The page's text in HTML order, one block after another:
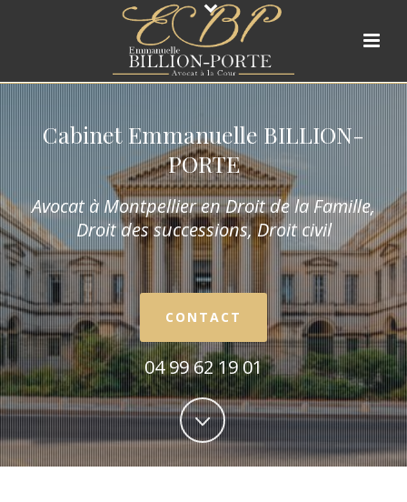
Cabinet Emmanuelle BILLION-
PORTE
Avocat à Montpellier en Droit de la Famille,
Droit des successions, Droit civil
CONTACT
04 99 62 19 01